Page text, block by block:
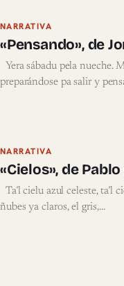
NARRATIVA
«Pensando», de
Yera sábadu pela nueche.
preparándose pa salir y
NARRATIVA
«Cielos», de
Ta’l cielu azul celeste, ta’l
ñubes ya claros, el gris,…